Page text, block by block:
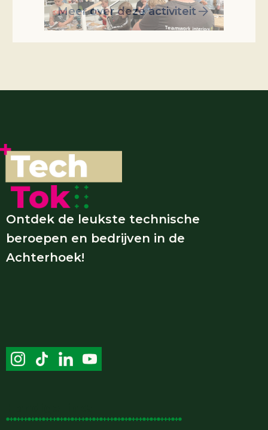
Meer over deze activiteit
Ontdek de leukste technische
beroepen en bedrijven in de
Achterhoek!